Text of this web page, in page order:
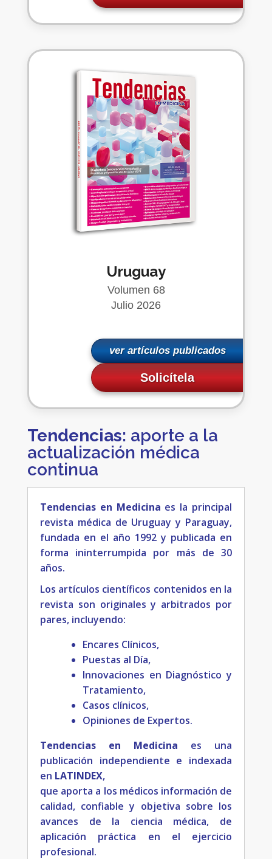
Uruguay
Volumen 68
Julio 2026
ver artículos publicados
Solicítela
Tendencias: aporte a la
actualización médica
continua
Tendencias en Medicina es la principal
revista médica de Uruguay y Paraguay,
fundada en el año 1992 y publicada en
forma ininterrumpida por más de 30
años.
Los artículos científicos contenidos en la
revista son originales y arbitrados por
pares, incluyendo:
Encares Clínicos,
Puestas al Día,
Innovaciones en Diagnóstico y
Tratamiento,
Casos clínicos,
Opiniones de Expertos.
Tendencias en Medicina es una
publicación independiente e indexada
en LATINDEX,
que aporta a los médicos información de
calidad, confiable y objetiva sobre los
avances de la ciencia médica, de
aplicación práctica en el ejercicio
profesional.